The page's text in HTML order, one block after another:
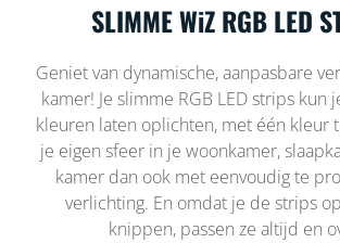
SLIMME WiZ RGB LED
Geniet van dynamische, aanpasbare
kamer! Je slimme RGB LED strips kun
kleuren laten oplichten, met één kleur
je eigen sfeer in je woonkamer,
kamer dan ook met eenvoudig te
verlichting. En omdat je de strips
knippen, passen ze altijd en